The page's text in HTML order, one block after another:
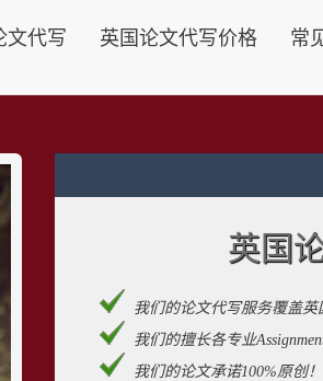
文代写 英国论文代写价格 常
英国
我们的论文代写服务覆盖
我们的擅长各专业
我们的论文承诺100%原创